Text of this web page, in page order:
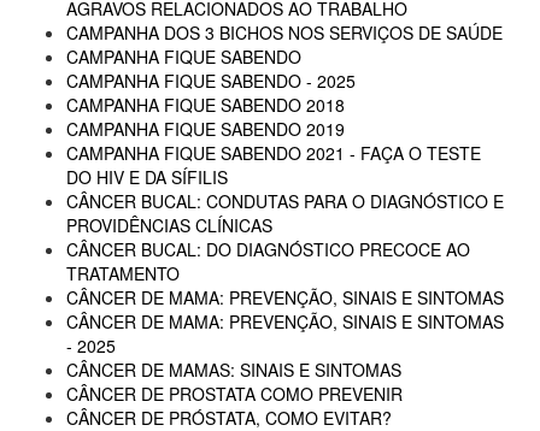
AGRAVOS RELACIONADOS AO TRABALHO
CAMPANHA DOS 3 BICHOS NOS SERVIÇOS DE SAÚDE
CAMPANHA FIQUE SABENDO
CAMPANHA FIQUE SABENDO - 2025
CAMPANHA FIQUE SABENDO 2018
CAMPANHA FIQUE SABENDO 2019
CAMPANHA FIQUE SABENDO 2021 - FAÇA O TESTE
DO HIV E DA SÍFILIS
CÂNCER BUCAL: CONDUTAS PARA O DIAGNÓSTICO E
PROVIDÊNCIAS CLÍNICAS
CÂNCER BUCAL: DO DIAGNÓSTICO PRECOCE AO
TRATAMENTO
CÂNCER DE MAMA: PREVENÇÃO, SINAIS E SINTOMAS
CÂNCER DE MAMA: PREVENÇÃO, SINAIS E SINTOMAS
- 2025
CÂNCER DE MAMAS: SINAIS E SINTOMAS
CÂNCER DE PROSTATA COMO PREVENIR
CÂNCER DE PRÓSTATA, COMO EVITAR?